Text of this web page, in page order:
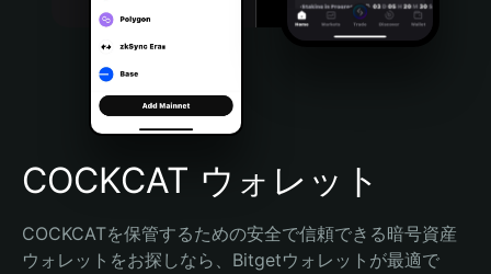
Português (Brasil)
Español (Argentina)
COCKCAT ウォレット
COCKCATを保管するための安全で信頼できる暗号資産
ウォレットをお探しなら、Bitgetウォレットが最適で